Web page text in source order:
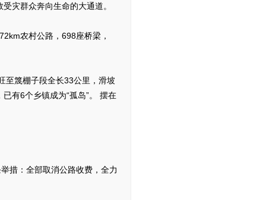
灾群众奔向生命的大通道。
农村公路，698座桥梁，
篾棚子段全长33公里，滑坡
有6个乡镇成为“孤岛”。 摆在
措：全部取消公路收费，全力